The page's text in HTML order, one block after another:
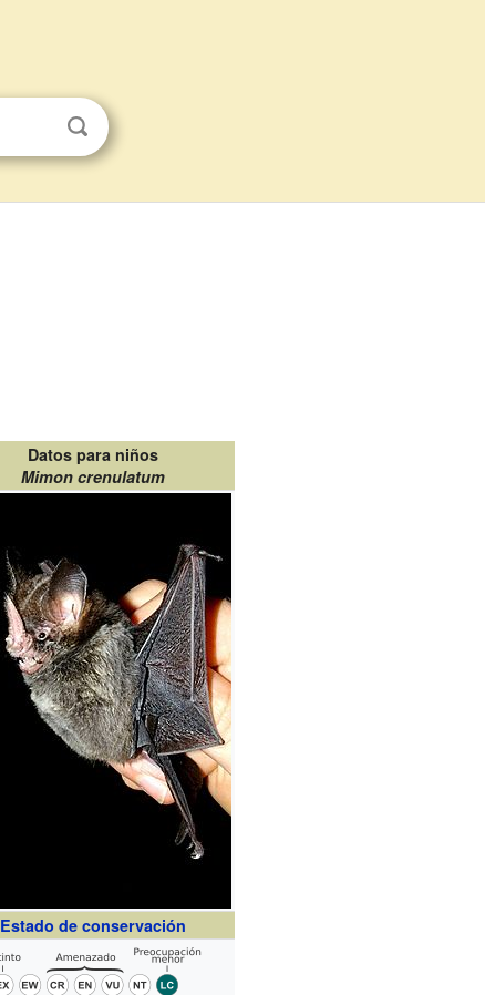
Datos para niños
Mimon crenulatum
Estado de conservación